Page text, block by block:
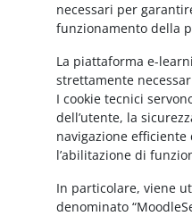
necessari per
funzionamento della
La piattaforma e-
strettamente
I cookie tecnici
dell’utente, la
navigazione
l’abilitazione di
In particolare, viene
denominato